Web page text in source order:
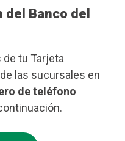
Banco del
tu Tarjeta
las sucursales en
de teléfono